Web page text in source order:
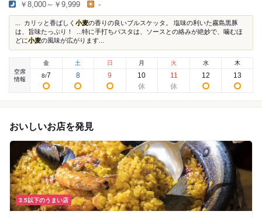
￥8,000～￥9,999 -
... カリッと香ばしく 小麦の香りの良いブルスケッタ。 塩味の利いた霧島黒豚
は、旨味たっぷり！ ...特に手打ちパスタは、ソースとの絡みが絶妙で、噛むほ
どに小麦の風味が広がります...
空席
情報
金
8/7
土
8
日
9
月
10
火
11
水
12
木
13
おいしいお店を発見
3.5以下のうまい店